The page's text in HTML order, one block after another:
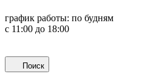
график работы: по будням
с 11:00 до 18:00
Поиск